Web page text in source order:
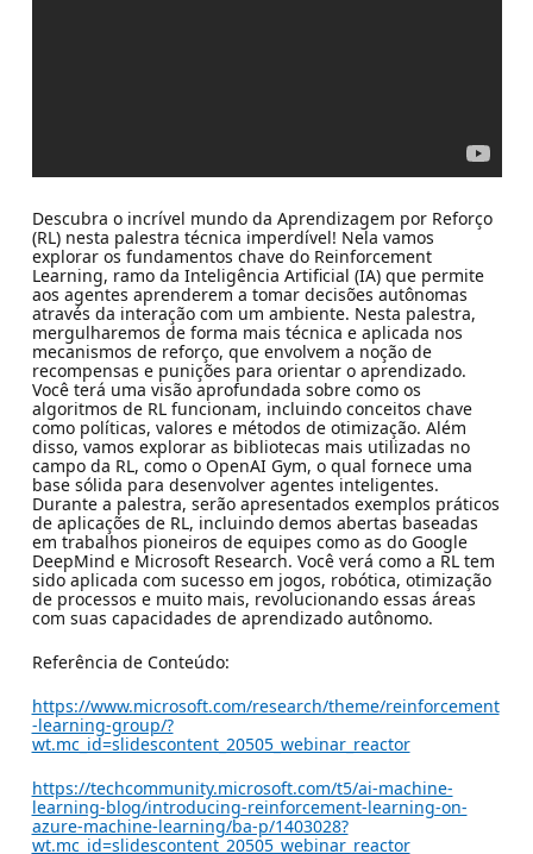
Descubra o incrível mundo da Aprendizagem por Reforço
(RL) nesta palestra técnica imperdível! Nela vamos
explorar os fundamentos chave do Reinforcement
Learning, ramo da Inteligência Artificial (IA) que permite
aos agentes aprenderem a tomar decisões autônomas
através da interação com um ambiente. Nesta palestra,
mergulharemos de forma mais técnica e aplicada nos
mecanismos de reforço, que envolvem a noção de
recompensas e punições para orientar o aprendizado.
Você terá uma visão aprofundada sobre como os
algoritmos de RL funcionam, incluindo conceitos chave
como políticas, valores e métodos de otimização. Além
disso, vamos explorar as bibliotecas mais utilizadas no
campo da RL, como o OpenAI Gym, o qual fornece uma
base sólida para desenvolver agentes inteligentes.
Durante a palestra, serão apresentados exemplos práticos
de aplicações de RL, incluindo demos abertas baseadas
em trabalhos pioneiros de equipes como as do Google
DeepMind e Microsoft Research. Você verá como a RL tem
sido aplicada com sucesso em jogos, robótica, otimização
de processos e muito mais, revolucionando essas áreas
com suas capacidades de aprendizado autônomo.
Referência de Conteúdo:
https://www.microsoft.com/research/theme/reinforcement
-learning-group/?
wt.mc_id=slidescontent_20505_webinar_reactor
https://techcommunity.microsoft.com/t5/ai-machine-
learning-blog/introducing-reinforcement-learning-on-
azure-machine-learning/ba-p/1403028?
wt.mc_id=slidescontent_20505_webinar_reactor